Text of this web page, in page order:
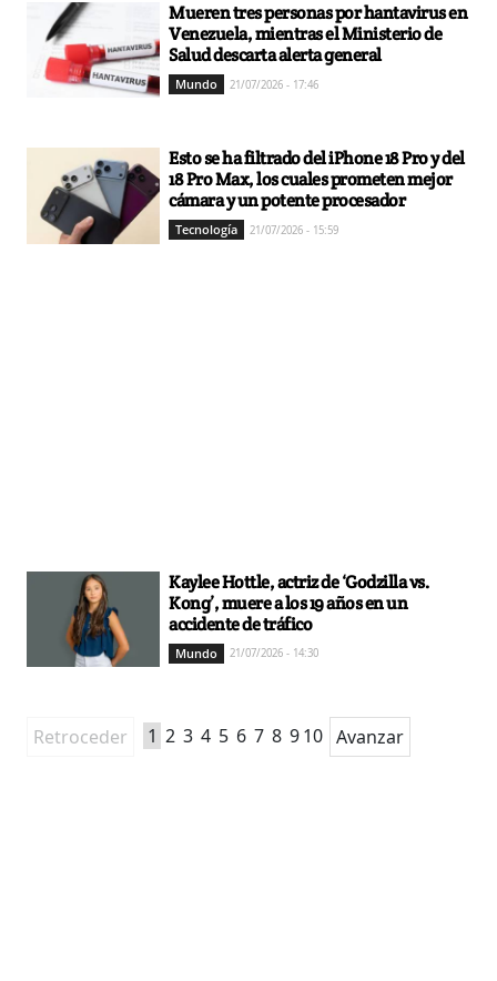
Mueren tres personas por hantavirus en
Venezuela, mientras el Ministerio de
Salud descarta alerta general
Mundo 21/07/2026 - 17:46
Esto se ha filtrado del iPhone 18 Pro y del
18 Pro Max, los cuales prometen mejor
cámara y un potente procesador
Tecnología 21/07/2026 - 15:59
Kaylee Hottle, actriz de ‘Godzilla vs.
Kong’, muere a los 19 años en un
accidente de tráfico
Mundo 21/07/2026 - 14:30
Retroceder 1 2 3 4 5 6 7 8 910 Avanzar